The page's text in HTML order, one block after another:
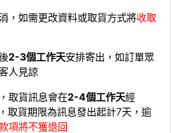
，如需更改資料或取貨方式將收取
2-3個工作天安排寄出，如訂單眾
人見諒
，取貨訊息會在2-4個工作天經
取貨期限為訊息發出起計7天，逾
項將不獲退回